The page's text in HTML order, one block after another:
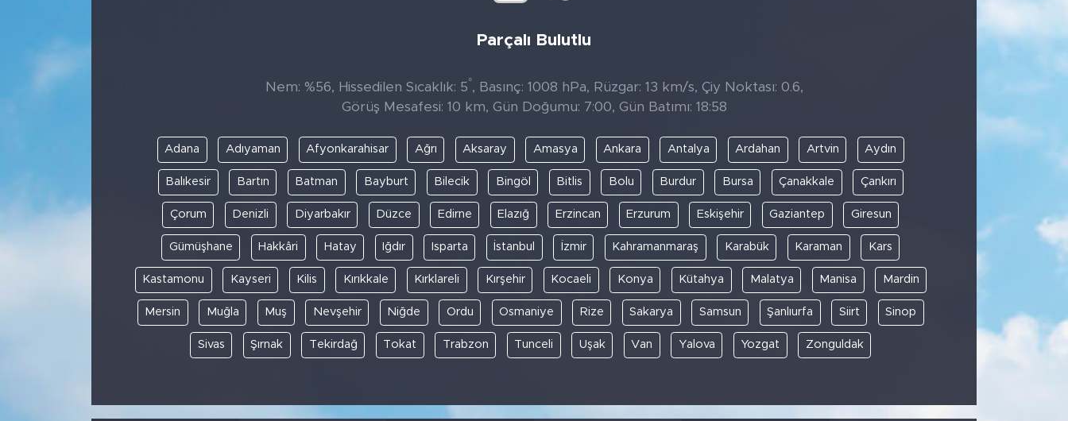
Parçalı Bulutlu
Nem: %56, Hissedilen Sıcaklık: 5°, Basınç: 1008 hPa, Rüzgar: 13 km/s, Çiy Noktası: 0.6,
Görüş Mesafesi: 10 km, Gün Doğumu: 7:00, Gün Batımı: 18:58
Adana Adıyaman Afyonkarahisar Ağrı Aksaray Amasya Ankara Antalya Ardahan Artvin Aydın
Balıkesir Bartın Batman Bayburt Bilecik Bingöl Bitlis Bolu Burdur Bursa Çanakkale Çankırı
Çorum Denizli Diyarbakır Düzce Edirne Elazığ Erzincan Erzurum Eskişehir Gaziantep Giresun
Gümüşhane Hakkâri Hatay Iğdır Isparta İstanbul İzmir Kahramanmaraş Karabük Karaman Kars
Kastamonu Kayseri Kilis Kırıkkale Kırklareli Kırşehir Kocaeli Konya Kütahya Malatya Manisa Mardin
Mersin Muğla Muş Nevşehir Niğde Ordu Osmaniye Rize Sakarya Samsun Şanlıurfa Siirt Sinop
Sivas Şırnak Tekirdağ Tokat Trabzon Tunceli Uşak Van Yalova Yozgat Zonguldak